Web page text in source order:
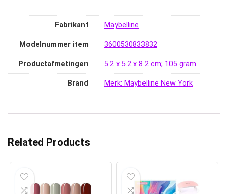
Fabrikant ‎Maybelline
Modelnummer item ‎3600530833832
Productafmetingen ‎5.2 x 5.2 x 8.2 cm; 105 gram
Brand Merk: Maybelline New York
Related Products